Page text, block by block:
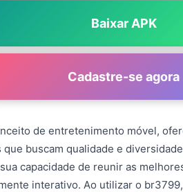
Baixar APK
Cadastre-se agora
de entretenimento móvel,
buscam qualidade e
capacidade de reunir as
interativo. Ao utilizar o